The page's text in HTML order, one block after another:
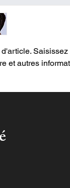
et autres